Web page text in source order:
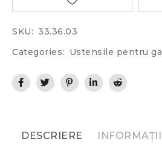
SKU: 33.36.03
Categories:
Ustensile pentru
DESCRIERE